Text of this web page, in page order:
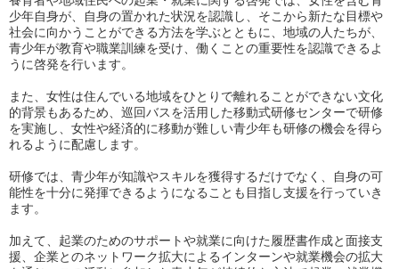
少年自身が、自身の置かれた状況を認識し、そこから新たな目標や
社会に向かうことができる方法を学ぶとともに、地域の人たちが、
青少年が教育や職業訓練を受け、働くことの重要性を認識できるよ
うに啓発を行います。
また、女性は住んでいる地域をひとりで離れることができない文化
的背景もあるため、巡回バスを活用した移動式研修センターで研修
を実施し、女性や経済的に移動が難しい青少年も研修の機会を得ら
れるように配慮します。
研修では、青少年が知識やスキルを獲得するだけでなく、自身の可
能性を十分に発揮できるようになることも目指し支援を行っていき
ます。
加えて、起業のためのサポートや就業に向けた履歴書作成と面接支
援、企業とのネットワーク拡大によるインターンや就業機会の拡大